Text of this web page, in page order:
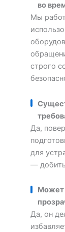
во
Мы
строго
Да,
для
—
Может
Да, он